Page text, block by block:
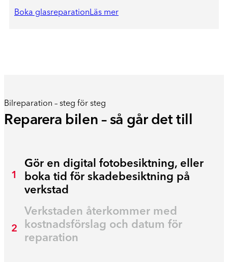
Boka glasreparationLäs mer
Bilreparation – steg för steg
Reparera bilen – så går det till
1
Gör en digital fotobesiktning, eller
boka tid för skadebesiktning på
verkstad
2
Verkstaden återkommer med
kostnadsförslag och datum för
reparation